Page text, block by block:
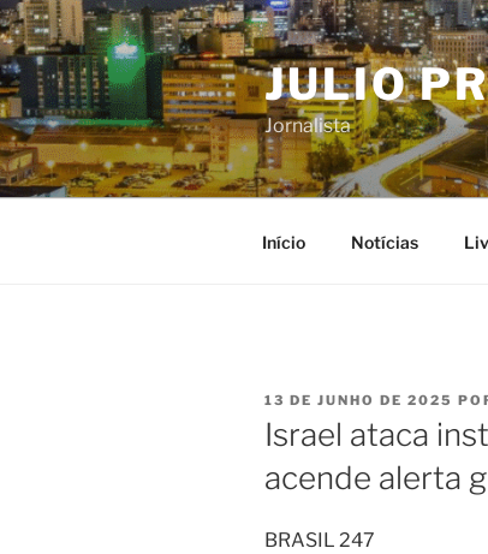
Pular
para
o
conteúdo
JULIO
Jornalista
Início Notícias
PUBLICADO
EM
13 DE JUNHO DE 2025
Israel ataca
acende alerta
BRASIL 247